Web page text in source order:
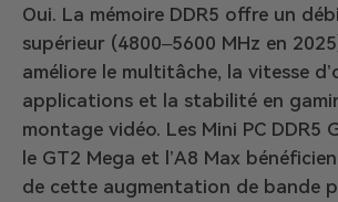
Oui. La mémoire DDR5 offre un
supérieur (4800–5600 MHz en
améliore le multitâche, la vitesse
applications et la stabilité en
montage vidéo. Les Mini PC DDR5
le GT2 Mega et l’A8 Max
de cette augmentation de bande